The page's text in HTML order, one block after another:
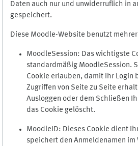
Daten auch nur und unwiderruflich in
gespeichert.
Diese Moodle-Website benutzt
MoodleSession: Das wichtigste
standardmäßig MoodleSession.
Cookie erlauben, damit Ihr Login
Zugriffen von Seite zu Seite
Ausloggen oder dem Schließen
das Cookie gelöscht.
MoodleID: Dieses Cookie dient
speichert den Anmeldenamen